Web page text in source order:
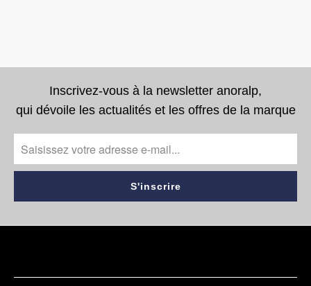
Inscrivez-vous à la newsletter anoralp,
qui dévoile les actualités et les offres de la marque